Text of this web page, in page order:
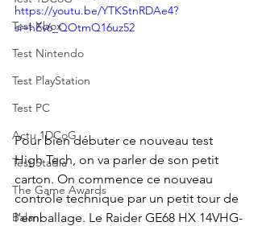
Test Xbox
Test Nintendo
Test PlayStation
Test PC
Actu 1DCoG
Test Stadia
The Game Awards
Balan
https://youtu.be/YTKStnRDAe4?
si=hEv6_QOtmQ16uz52
Pour bien débuter ce nouveau test
High Tech, on va parler de son petit
carton. On commence ce nouveau
contrôle technique par un petit tour de
l’emballage. Le Raider GE68 HX 14VHG-